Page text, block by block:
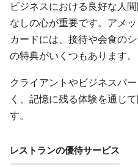
ビジネスにおける良好な人
なしの心が重要です。アメ
カードには、接待や会食の
の特典がいくつもあります。
クライアントやビジネスパ
く、記憶に残る体験を通じ
す。
レストランの優待サービス